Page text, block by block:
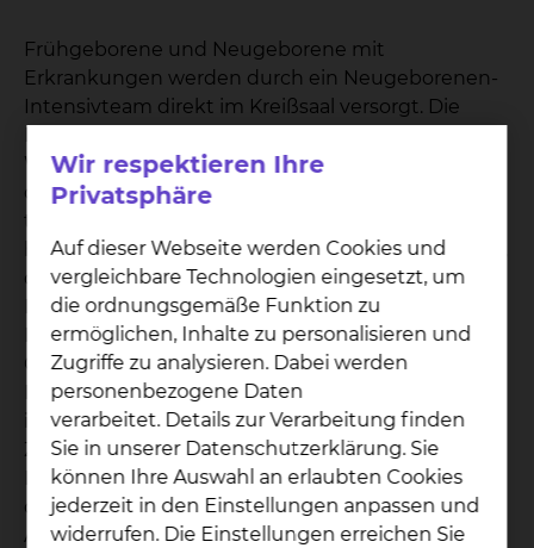
Frühgeborene und Neugeborene mit
Erkrankungen werden durch ein Neugeborenen-
Intensivteam direkt im Kreißsaal versorgt. Die
Wand an Wand mit dem Kreißsaal. Die Räume für
die Station wurden völlig neu gebaut und
technisch modern ausgestattet. Braunschweig
hat ein leistungsfähiges Perinatalzentrum (Level 1),
das eine Versorgung von Früh- und
Neugeborenen aller Reifegrade auf höchstem
Niveau ermöglicht. Schwangere Frauen haben die
Gewissheit, dass ihr Neugeborenes im Falle einer
Erkrankung oder bei Problemen nach der Geburt
im gleichen Haus verbleibt. Die gute
Zusammenarbeit der Frauenklinik und der
Kinderklinik des Klinikums Braunschweig sichert
die optimale Versorgung von Mutter und Kind von
Anfang an. Auch eine medizinische
Wir respektieren Ihre
Privatsphäre
Auf dieser Webseite werden Cookies und
vergleichbare Technologien eingesetzt, um
die ordnungsgemäße Funktion zu
ermöglichen, Inhalte zu personalisieren und
Zugriffe zu analysieren. Dabei werden
personenbezogene Daten
verarbeitet. Details zur Verarbeitung finden
Sie in unserer Datenschutzerklärung. Sie
können Ihre Auswahl an erlaubten Cookies
jederzeit in den Einstellungen anpassen und
widerrufen. Die Einstellungen erreichen Sie